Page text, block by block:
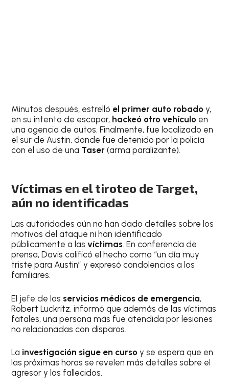
Minutos después, estrelló el primer auto robado y,
en su intento de escapar, hackeó otro vehículo en
una agencia de autos. Finalmente, fue localizado en
el sur de Austin, donde fue detenido por la policía
con el uso de una Taser (arma paralizante).
Víctimas en el tiroteo de Target,
aún no identificadas
Las autoridades aún no han dado detalles sobre los
motivos del ataque ni han identificado
públicamente a lasvíctimas. En conferencia de
prensa, Davis calificó el hecho como “un día muy
triste para Austin” y expresó condolencias a los
familiares.
El jefe de los servicios médicos de emergencia,
Robert Luckritz, informó que además de las víctimas
fatales, una persona más fue atendida por lesiones
no relacionadas con disparos.
La investigación sigue en curso y se espera que en
las próximas horas se revelen más detalles sobre el
agresor y los fallecidos.